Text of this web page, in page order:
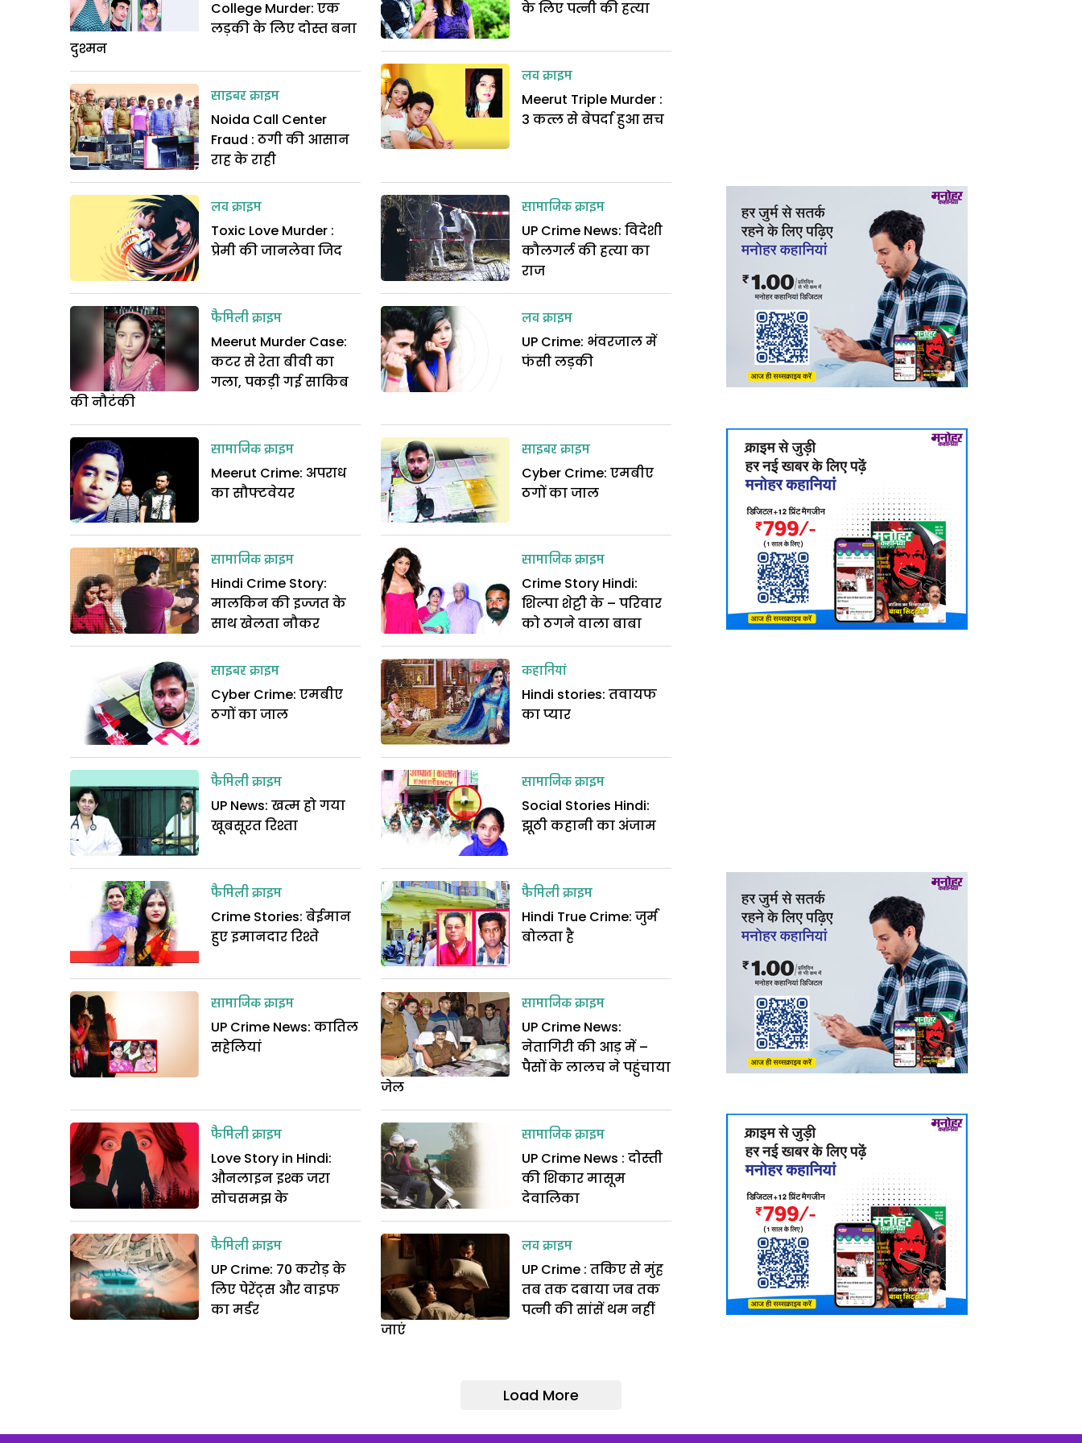
College Murder: एक
लड़की के लिए दोस्त बना
दुश्मन
साइबर क्राइम
Noida Call Center
Fraud : ठगी की आसान
राह के राही
के लिए पत्नी की हत्या
लव क्राइम
Meerut Triple Murder :
3 कत्ल से बेपर्दा हुआ सच
लव क्राइम
Toxic Love Murder :
प्रेमी की जानलेवा जिद
फैमिली क्राइम
Meerut Murder Case:
कटर से रेता बीवी का
गला, पकड़ी गई साकिब
की नौटंकी
सामाजिक क्राइम
UP Crime News: विदेशी
कौलगर्ल की हत्या का
राज
लव क्राइम
UP Crime: भंवरजाल में
फंसी लड़की
सामाजिक क्राइम
Meerut Crime: अपराध
का सौफ्टवेयर
सामाजिक क्राइम
Hindi Crime Story:
मालकिन की इज्जत के
साथ खेलता नौकर
साइबर क्राइम
Cyber Crime: एमबीए
ठगों का जाल
सामाजिक क्राइम
Crime Story Hindi:
शिल्पा शेट्टी के – परिवार
को ठगने वाला बाबा
साइबर क्राइम
Cyber Crime: एमबीए
ठगों का जाल
फैमिली क्राइम
UP News: खत्म हो गया
खूबसूरत रिश्ता
कहानियां
Hindi stories: तवायफ
का प्यार
सामाजिक क्राइम
Social Stories Hindi:
झूठी कहानी का अंजाम
फैमिली क्राइम
Crime Stories: बेईमान
हुए इमानदार रिश्ते
सामाजिक क्राइम
UP Crime News: कातिल
सहेलियां
फैमिली क्राइम
Hindi True Crime: जुर्म
बोलता है
सामाजिक क्राइम
UP Crime News:
नेतागिरी की आड़ में –
पैसों के लालच ने पहुंचाया
जेल
फैमिली क्राइम
Love Story in Hindi:
औनलाइन इश्क जरा
सोचसमझ के
फैमिली क्राइम
UP Crime: 70 करोड़ के
लिए पेरेंट्स और वाइफ
का मर्डर
सामाजिक क्राइम
UP Crime News : दोस्ती
की शिकार मासूम
देवालिका
लव क्राइम
UP Crime : तकिए से मुंह
तब तक दबाया जब तक
पत्नी की सांसें थम नहीं
जाएं
Load More